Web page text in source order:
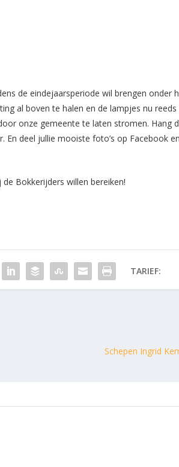
de eindejaarsperiode wil brengen onder
al boven te halen en de lampjes nu
onze gemeente te laten stromen. Hang
deel jullie mooiste foto’s op Facebook
Bokkerijders willen bereiken!
TARIEF:
Schepen Ingrid